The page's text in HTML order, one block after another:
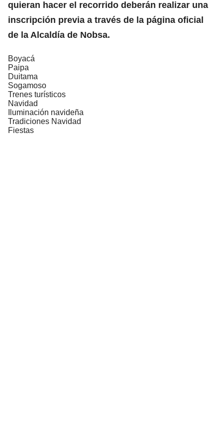
quieran hacer el recorrido deberán realizar una
inscripción previa a través de la página oficial
de la Alcaldía de Nobsa.
Boyacá
Paipa
Duitama
Sogamoso
Trenes turísticos
Navidad
Iluminación navideña
Tradiciones Navidad
Fiestas